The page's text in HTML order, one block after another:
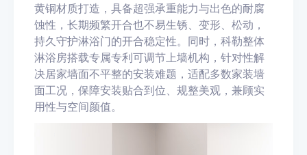
黄铜材质打造，具备超强承重能力与出色的耐腐
蚀性，长期频繁开合也不易生锈、变形、松动，
持久守护淋浴门的开合稳定性。同时，科勒整体
淋浴房搭载专属专利可调节上墙机构，针对性解
决居家墙面不平整的安装难题，适配多数家装墙
面工况，保障安装贴合到位、规整美观，兼顾实
用性与空间颜值。